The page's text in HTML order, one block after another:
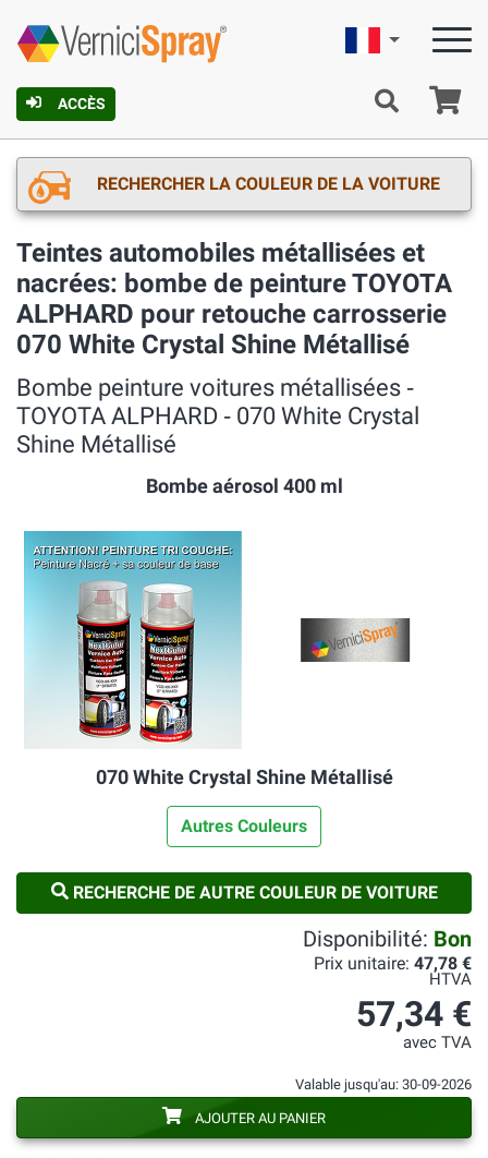
ACCÈS
Française
RECHERCHER LA COULEUR DE LA VOITURE
Teintes automobiles métallisées et
nacrées: bombe de peinture TOYOTA
ALPHARD pour retouche carrosserie
070 White Crystal Shine Métallisé
Bombe peinture voitures métallisées ‐
TOYOTA ALPHARD ‐ 070 White Crystal
Shine Métallisé
Bombe aérosol 400 ml
070 White Crystal Shine Métallisé
Autres Couleurs
RECHERCHE DE AUTRE COULEUR DE VOITURE
Disponibilité: Bon
Prix unitaire: 47,78 €
HTVA
57,34 €
avec TVA
Valable jusqu'au: 30-09-2026
AJOUTER AU PANIER